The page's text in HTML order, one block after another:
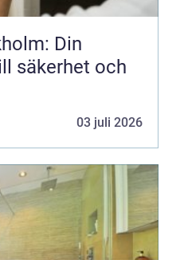
Din
säkerhet och
03 juli 2026